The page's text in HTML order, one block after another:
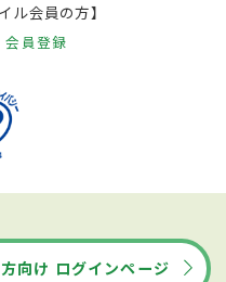
ル会員の方】
会員登録
向け ログインページ